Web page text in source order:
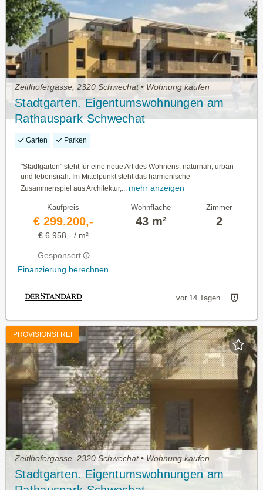
Zeitlhofergasse, 2320 Schwechat • Wohnung kaufen
Stadtgarten. Eigentumswohnungen am
Rathauspark Schwechat
Garten Parken
"Stadtgarten" steht für eine neue Art des Wohnens: naturnah, urban
und lebensnah. Im Mittelpunkt steht das harmonische
Zusammenspiel aus Architektur,... mehr anzeigen
Kaufpreis
€ 299.200,-
€ 6.958,- / m²
Gesponsert
Finanzierung berechnen
Wohnfläche
43 m²
Zimmer
2
vor 14 Tagen
PROVISIONSFREI
Zeitlhofergasse, 2320 Schwechat • Wohnung kaufen
Stadtgarten. Eigentumswohnungen am